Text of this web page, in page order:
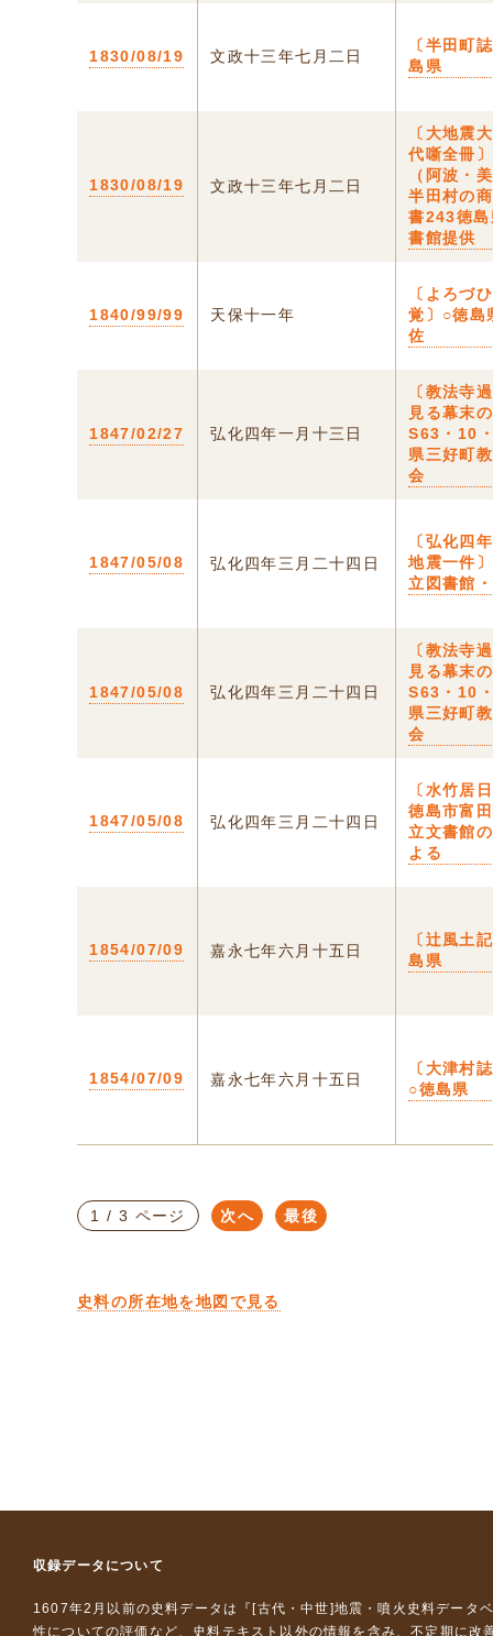
1830/08/19 文政十三年七月二日
〔半田町
島県
1830/08/19 文政十三年七月二日
〔大地震
代噺全冊
（阿波・
半田村の
書243徳島
書館提供
1840/99/99 天保十一年
〔よろづ
覚〕○徳島
佐
1847/02/27 弘化四年一月十三日
〔教法寺
見る幕末
S63・10
県三好町
会
1847/05/08 弘化四年三月二十四日
〔弘化四
地震一件
立図書館
1847/05/08 弘化四年三月二十四日
〔教法寺
見る幕末
S63・10
県三好町
会
1847/05/08 弘化四年三月二十四日
〔水竹居
徳島市富
立文書館
よる
1854/07/09 嘉永七年六月十五日
〔辻風土
島県
1854/07/09 嘉永七年六月十五日
〔大津村
○徳島県
1 / 3 ページ 次へ 最後
史料の所在地を地図で見る
収録データについて
1607年2月以前の史料データは『 [古代・中世]地震・噴火史料データ
性についての評価など、史料テキスト以外の情報を含み、不定期に改